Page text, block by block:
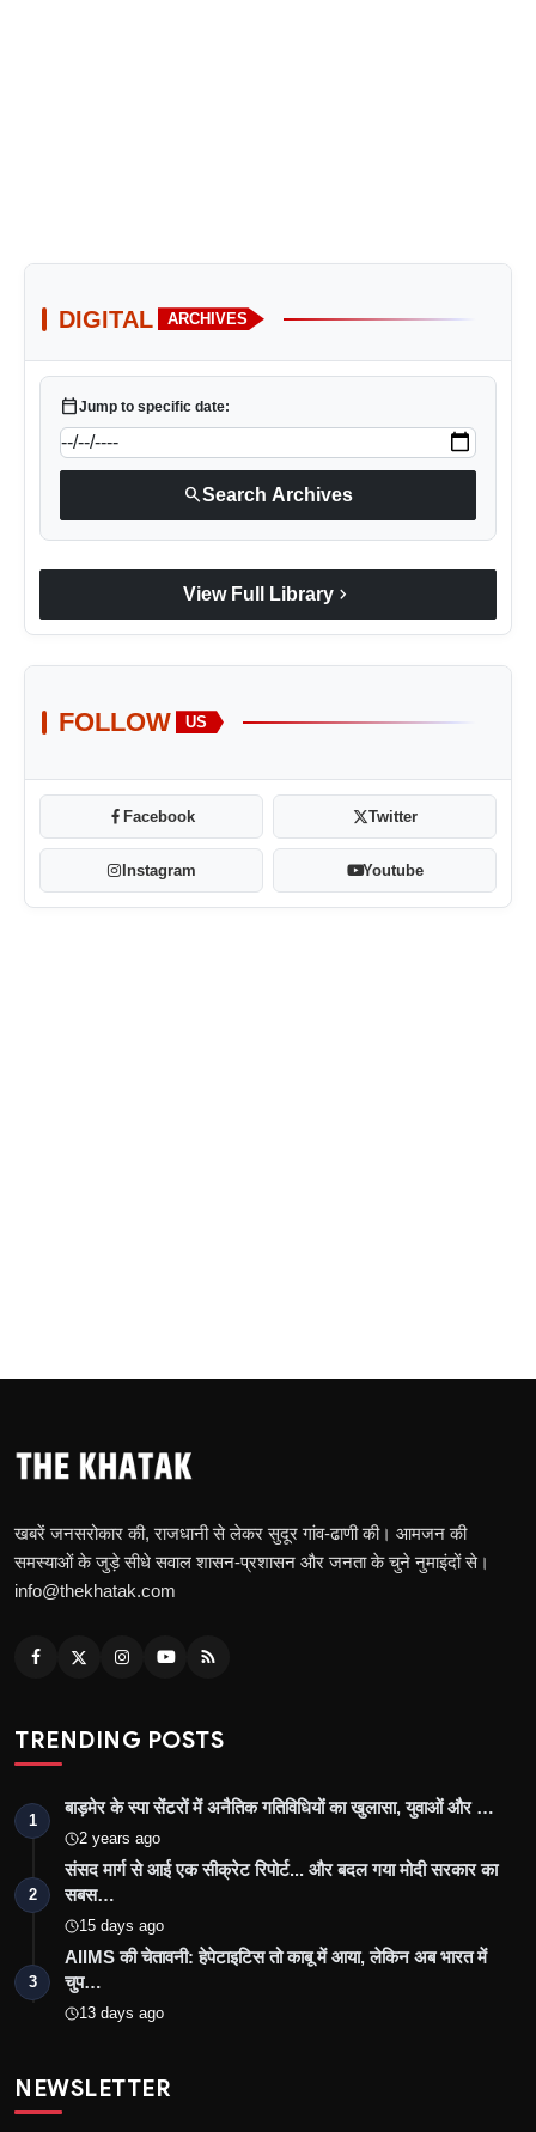
DIGITAL ARCHIVES
calendar_todayJump to specific date:
searchSearch Archives
View Full Library chevron_right
FOLLOW US
Facebook Twitter
Instagram Youtube
खबरें जनसरोकार की, राजधानी से लेकर सुदूर गांव-ढाणी की। आमजन की
समस्याओं के जुड़े सीधे सवाल शासन-प्रशासन और जनता के चुने नुमाइंदों से।
info@thekhatak.com
TRENDING POSTS
1
बाड़मेर के स्पा सेंटरों में अनैतिक गतिविधियों का खुलासा, युवाओं और …
2 years ago
2
संसद मार्ग से आई एक सीक्रेट रिपोर्ट... और बदल गया मोदी सरकार का
सबस…
15 days ago
3
AIIMS की चेतावनी: हेपेटाइटिस तो काबू में आया, लेकिन अब भारत में
चुप…
13 days ago
NEWSLETTER